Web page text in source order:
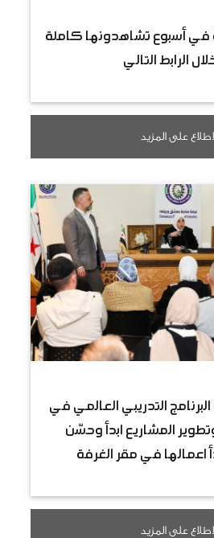
في أسبوع تشاهدونها كاملة
الرابط التالي
على المزيد
التدريبي العالمي في
المشاريع ابدأ وحسّن
في مقر الغرفة
على المزيد